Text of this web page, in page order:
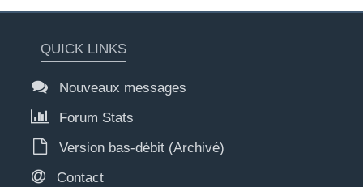
QUICK LINKS
Nouveaux messages
Forum Stats
Version bas-débit (Archivé)
Contact